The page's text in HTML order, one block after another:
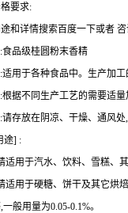
要求:
和详情搜索百度一下或者
品级桂圆粉末香精
用于各种食品中。生产加工
据不同生产工艺的需要适量
存放在阴凉、干燥、通风处
途] :
适用于汽水、饮料、雪糕、
适用于硬糖、饼干及其它烘
般用量为0.05-0.1%。